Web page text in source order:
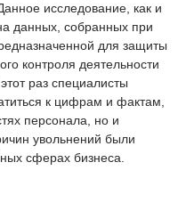
исследование, как и
данных, собранных при
для защиты
контроля деятельности
раз специалисты
к цифрам и фактам,
персонала, но и
увольнений были
сферах бизнеса.